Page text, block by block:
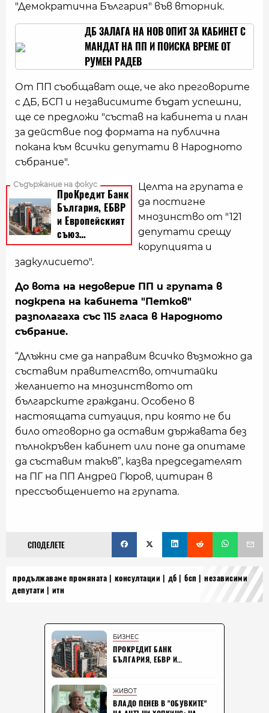
"Демократична България" във вторник.
ДБ ЗАЛАГА НА НОВ ОПИТ ЗА КАБИНЕТ С
МАНДАТ НА ПП И ПОИСКА ВРЕМЕ ОТ
РУМЕН РАДЕВ
От ПП съобщават още, че ако преговорите
с ДБ, БСП и независимите бъдат успешни,
ще се предложи "състав на кабинета и план
за действие под формата на публична
покана към всички депутати в Народното
събрание".
Целта на групата е
да постигне
мнозинство от "121
депутати срещу
корупцията и
задкулисието".
До вота на недоверие ПП и групата в
подкрепа на кабинета "Петков"
разполагаха със 115 гласа в Народното
събрание.
“Длъжни сме да направим всичко възможно да
съставим правителство, отчитайки
желанието на мнозинството от
българските граждани. Особено в
настоящата ситуация, при която не би
било отговорно да оставим държавата без
пълнокръвен кабинет или поне да опитаме
да съставим такъв”, казва председателят
на ПГ на ПП Андрей Гюров, цитиран в
прессъобщението на групата.
СПОДЕЛЕТЕ
продължаваме промяната консултации дб бсп
независими
депутати
итн